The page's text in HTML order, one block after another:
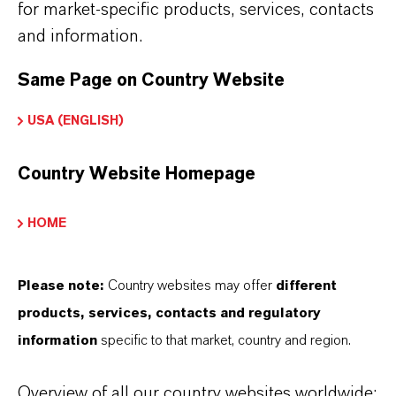
(CAS-Register Nummer)
99-6
Als führendes Spezialchemieunternehmen bieten
wir weit mehr als nur hochwertige Produkte: Wir
stehen für Zuverlässigkeit, Innovationskraft und
for market-specific products, services, contacts
and information.
Same Page on Country Website
USA (ENGLISH)
Country Website Homepage
HOME
Please note: Country websites may offer different
products, services, contacts and regulatory
information specific to that market, country and region.